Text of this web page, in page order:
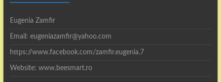
Eugenia Zamfir
Email: eugeniazamfir@yahoo.com
https://www.facebook.com/zamfir.eugenia.7
Website: www.beesmart.ro